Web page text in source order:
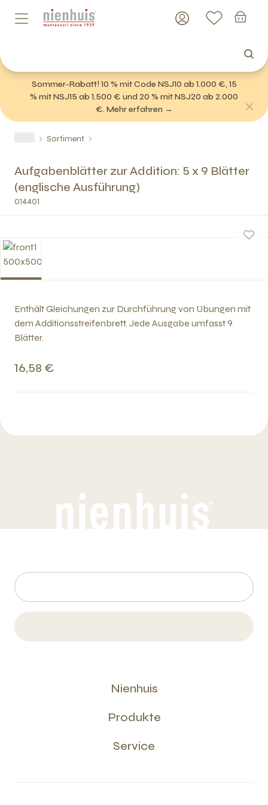
Sommer-Rabatt! 10 % mit Code NSJ10 ab 1.000 €, 15
% mit NSJ15 ab 1.500 € und 20 % mit NSJ20 ab 2.000
€. Mehr erfahren →
Sortiment
Aufgabenblätter zur Addition: 5 x 9 Blätter
(englische Ausführung)
014401
Enthält Gleichungen zur Durchführung von Übungen mit
dem Additionsstreifenbrett. Jede Ausgabe umfasst 9
Blätter.
16,58 €
Nienhuis
Produkte
Service